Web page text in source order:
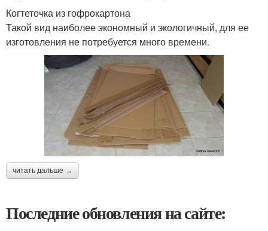
Когтеточка из гофрокартона
Такой вид наиболее экономный и экологичный, для ее
изготовления не потребуется много времени.
читать дальше →
Последние обновления на сайте: